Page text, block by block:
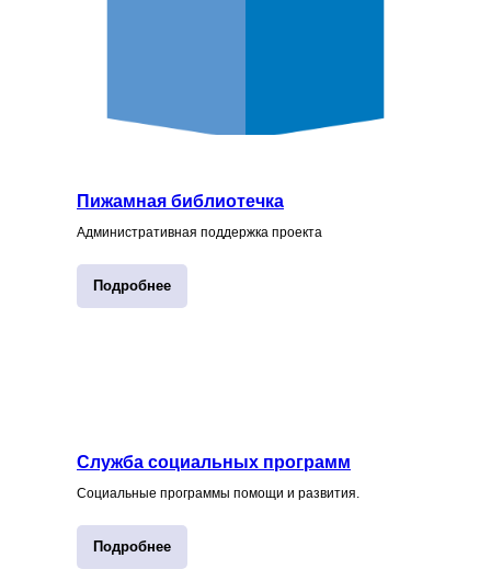
Пижамная библиотечка
Административная поддержка проекта
Подробнее
Служба социальных программ
Социальные программы помощи и развития.
Подробнее